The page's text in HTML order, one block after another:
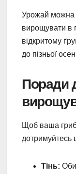
Урожай можна
вирощувати в
відкритому
до пізньої
Поради
Щоб ваша
дотримуйтесь
Тінь: